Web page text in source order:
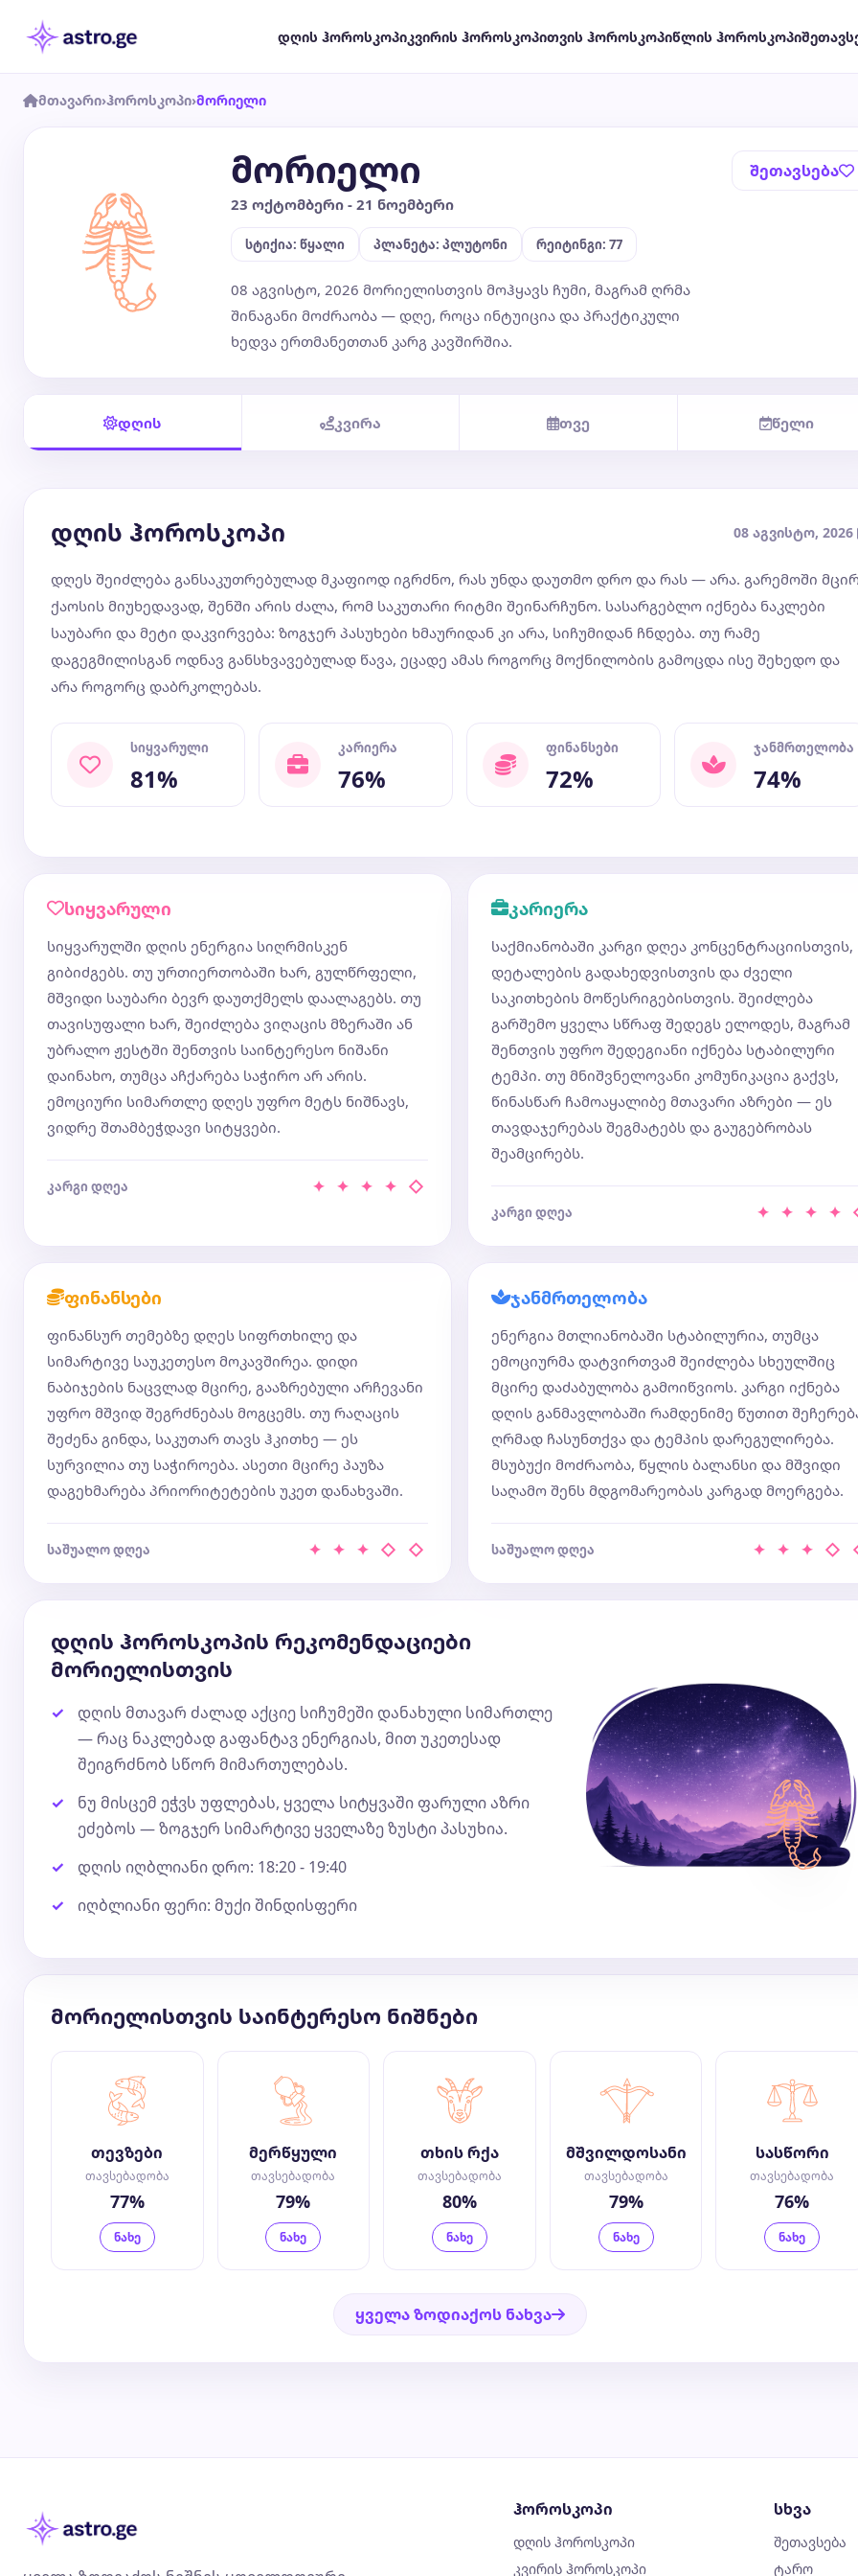
დღის ჰოროსკოპიკვირის ჰოროსკოპითვის ჰოროსკოპიწლის ჰოროსკოპი
მთავარი›ჰოროსკოპი›მორიელი
მორიელი
23 ოქტომბერი - 21 ნოემბერი
სტიქია: წყალი პლანეტა: პლუტონი რეიტინგი: 77
08 აგვისტო, 2026 მორიელისთვის მოჰყავს ჩუმი, მაგრამ ღრმა
შინაგანი მოძრაობა — დღე, როცა ინტუიცია და პრაქტიკული
ხედვა ერთმანეთთან კარგ კავშირშია.
შეთავსება
დღის კვირა თვე წელი
დღის ჰოროსკოპი 08 აგვისტო, 2026
დღეს შეიძლება განსაკუთრებულად მკაფიოდ იგრძნო, რას უნდა დაუთმო დრო და რას — არა. გარემოში
ქაოსის მიუხედავად, შენში არის ძალა, რომ საკუთარი რიტმი შეინარჩუნო. სასარგებლო იქნება ნაკლები
საუბარი და მეტი დაკვირვება: ზოგჯერ პასუხები ხმაურიდან კი არა, სიჩუმიდან ჩნდება. თუ რამე
დაგეგმილისგან ოდნავ განსხვავებულად წავა, ეცადე ამას როგორც მოქნილობის გამოცდა ისე შეხედო და
არა როგორც დაბრკოლებას.
სიყვარული
81%
კარიერა
76%
ფინანსები
72%
ჯანმრთელობა
74%
სიყვარული
სიყვარულში დღის ენერგია სიღრმისკენ
გიბიძგებს. თუ ურთიერთობაში ხარ, გულწრფელი,
მშვიდი საუბარი ბევრ დაუთქმელს დაალაგებს. თუ
თავისუფალი ხარ, შეიძლება ვიღაცის მზერაში ან
უბრალო ჟესტში შენთვის საინტერესო ნიშანი
დაინახო, თუმცა აჩქარება საჭირო არ არის.
ემოციური სიმართლე დღეს უფრო მეტს ნიშნავს,
ვიდრე შთამბეჭდავი სიტყვები.
კარგი დღეა ✦ ✦ ✦ ✦ ◇
კარიერა
საქმიანობაში კარგი დღეა კონცენტრაციისთვის,
დეტალების გადახედვისთვის და ძველი
საკითხების მოწესრიგებისთვის. შეიძლება
გარშემო ყველა სწრაფ შედეგს ელოდეს, მაგრამ
შენთვის უფრო შედეგიანი იქნება სტაბილური
ტემპი. თუ მნიშვნელოვანი კომუნიკაცია გაქვს,
წინასწარ ჩამოაყალიბე მთავარი აზრები — ეს
თავდაჯერებას შეგმატებს და გაუგებრობას
შეამცირებს.
კარგი დღეა ✦ ✦ ✦ ✦
ფინანსები
ფინანსურ თემებზე დღეს სიფრთხილე და
სიმარტივე საუკეთესო მოკავშირეა. დიდი
ნაბიჯების ნაცვლად მცირე, გააზრებული არჩევანი
უფრო მშვიდ შეგრძნებას მოგცემს. თუ რაღაცის
შეძენა გინდა, საკუთარ თავს ჰკითხე — ეს
სურვილია თუ საჭიროება. ასეთი მცირე პაუზა
დაგეხმარება პრიორიტეტების უკეთ დანახვაში.
საშუალო დღეა ✦ ✦ ✦ ◇ ◇
ჯანმრთელობა
ენერგია მთლიანობაში სტაბილურია, თუმცა
ემოციურმა დატვირთვამ შეიძლება სხეულშიც
მცირე დაძაბულობა გამოიწვიოს. კარგი იქნება
დღის განმავლობაში რამდენიმე წუთით
ღრმად ჩასუნთქვა და ტემპის დარეგულირება.
მსუბუქი მოძრაობა, წყლის ბალანსი და მშვიდი
საღამო შენს მდგომარეობას კარგად მოერგება.
საშუალო დღეა ✦ ✦ ✦ ◇
დღის ჰოროსკოპის რეკომენდაციები
მორიელისთვის
დღის მთავარ ძალად აქციე სიჩუმეში დანახული სიმართლე
— რაც ნაკლებად გაფანტავ ენერგიას, მით უკეთესად
შეიგრძნობ სწორ მიმართულებას.
ნუ მისცემ ეჭვს უფლებას, ყველა სიტყვაში ფარული აზრი
ეძებოს — ზოგჯერ სიმარტივე ყველაზე ზუსტი პასუხია.
დღის იღბლიანი დრო: 18:20 - 19:40
იღბლიანი ფერი: მუქი შინდისფერი
მორიელისთვის საინტერესო ნიშნები
თევზები
თავსებადობა
77%
ნახე
მერწყული
თავსებადობა
79%
ნახე
თხის რქა
თავსებადობა
80%
ნახე
მშვილდოსანი
თავსებადობა
79%
ნახე
სასწორი
თავსებადობა
76%
ნახე
ყველა ზოდიაქოს ნახვა
ჰოროსკოპი
დღის ჰოროსკოპი
კვირის ჰოროსკოპი
სხვა
შეთავსება
ტარო